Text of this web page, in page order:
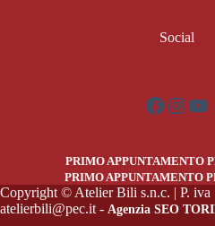
Social
PRIMO APPUNTAMENTO
PRIMO APPUNTAMENTO
Copyright © Atelier Bili s.n.c. | P. iva
atelierbili@pec.it - Agenzia SEO